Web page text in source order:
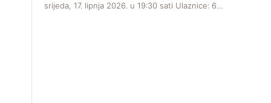
srijeda, 17. lipnja 2026. u 19:30 sati Ulaznice: 6…